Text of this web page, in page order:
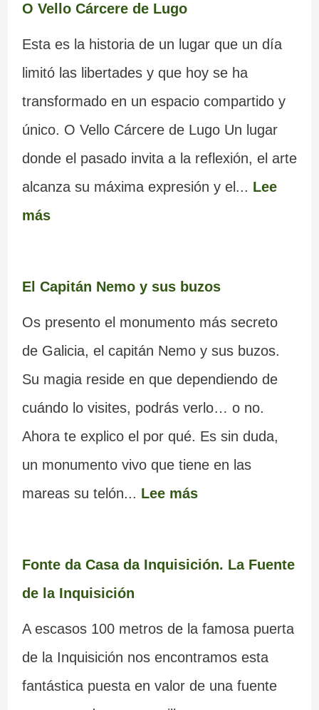
O Vello Cárcere de Lugo
Esta es la historia de un lugar que un día
limitó las libertades y que hoy se ha
transformado en un espacio compartido y
único. O Vello Cárcere de Lugo Un lugar
donde el pasado invita a la reflexión, el arte
alcanza su máxima expresión y el... Lee
más
El Capitán Nemo y sus buzos
Os presento el monumento más secreto
de Galicia, el capitán Nemo y sus buzos.
Su magia reside en que dependiendo de
cuándo lo visites, podrás verlo… o no.
Ahora te explico el por qué. Es sin duda,
un monumento vivo que tiene en las
mareas su telón... Lee más
Fonte da Casa da Inquisición. La Fuente
de la Inquisición
A escasos 100 metros de la famosa puerta
de la Inquisición nos encontramos esta
fantástica puesta en valor de una fuente